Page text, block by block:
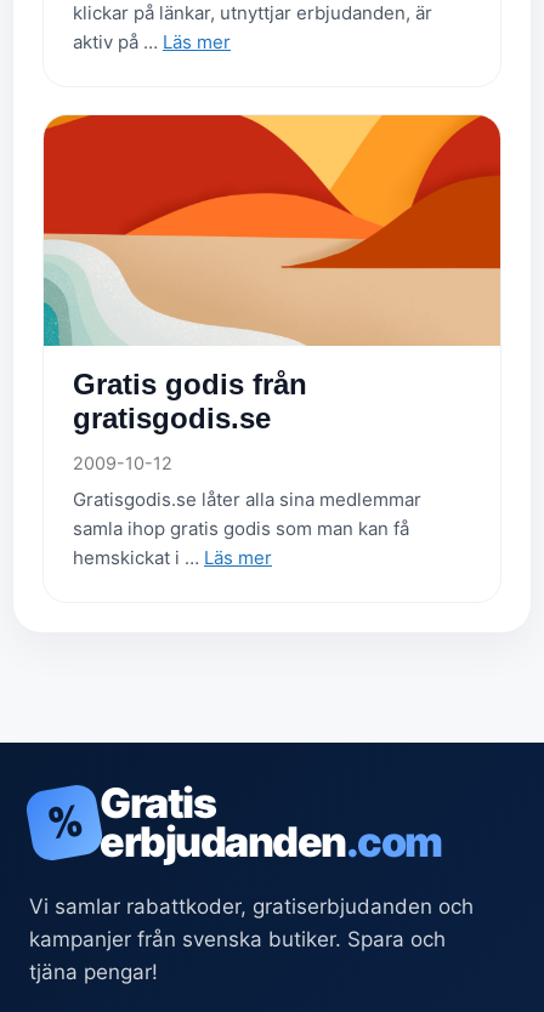
klickar på länkar, utnyttjar erbjudanden, är
aktiv på … Läs mer
Gratis godis från
gratisgodis.se
2009-10-12
Gratisgodis.se låter alla sina medlemmar
samla ihop gratis godis som man kan få
hemskickat i … Läs mer
% Gratis
erbjudanden.com
Vi samlar rabattkoder, gratiserbjudanden och
kampanjer från svenska butiker. Spara och
tjäna pengar!